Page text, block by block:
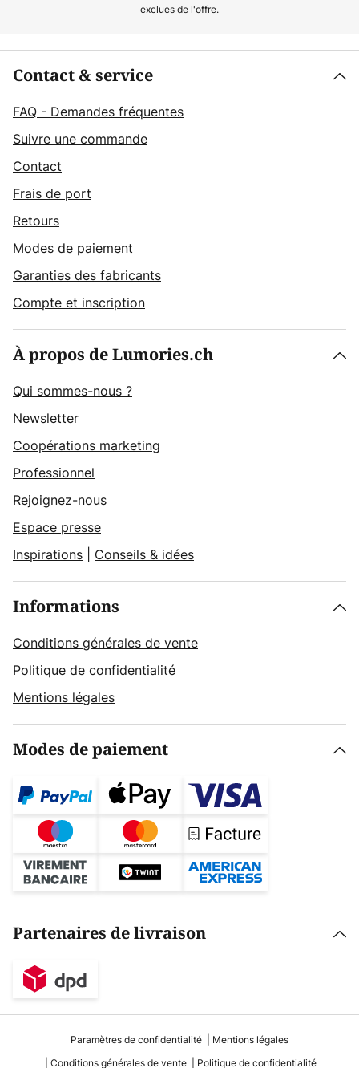
exclues de l'offre.
Contact & service
FAQ - Demandes fréquentes
Suivre une commande
Contact
Frais de port
Retours
Modes de paiement
Garanties des fabricants
Compte et inscription
À propos de Lumories.ch
Qui sommes-nous ?
Newsletter
Coopérations marketing
Professionnel
Rejoignez-nous
Espace presse
Inspirations
Conseils & idées
Informations
Conditions générales de vente
Politique de confidentialité
Mentions légales
Modes de paiement
Partenaires de livraison
Paramètres de confidentialité
Mentions légales
Conditions générales de vente
Politique de confidentialité